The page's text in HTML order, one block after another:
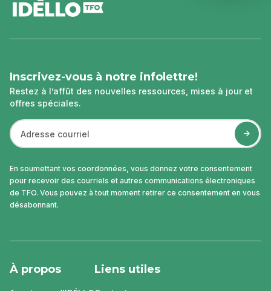
de
page
Inscrivez-vous à notre infolettre!
Restez à l’affût des nouvelles ressources, mises à jour et
offres spéciales.
En soumettant vos coordonnées, vous donnez votre consentement
pour recevoir des courriels et autres communications électroniques
de TFO. Vous pouvez à tout moment retirer ce consentement en vous
désabonnant.
À propos Liens utiles